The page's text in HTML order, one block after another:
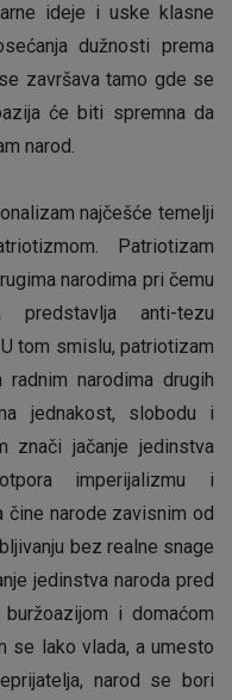
ideje i uske klasne
dužnosti prema
završava tamo gde se
će biti spremna da
narod.
najčešće temelji
Patriotizam
narodima pri čemu
predstavlja anti-tezu
tom smislu, patriotizam
narodima drugih
jednakost, slobodu i
znači jačanje jedinstva
imperijalizmu i
čine narode zavisnim od
bez realne snage
jedinstva naroda pred
i domaćom
se lako vlada, a umesto
narod se bori